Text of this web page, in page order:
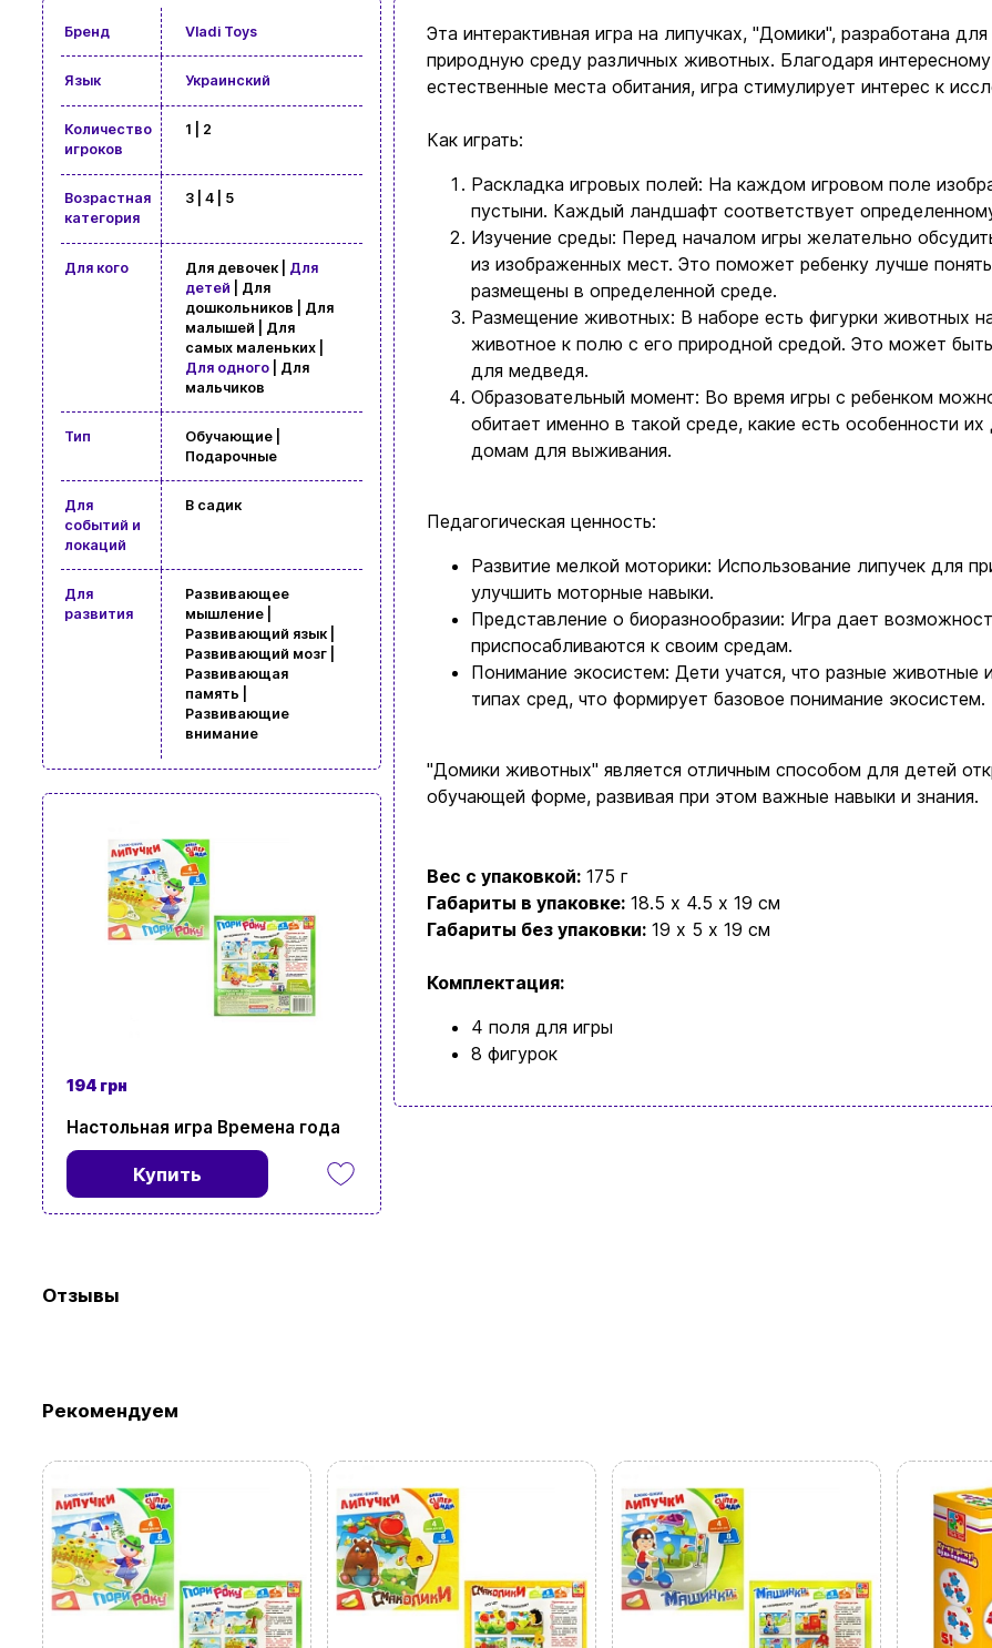
Бренд Vladi Toys
Язык Украинский
Количество
игроков
1 | 2
Возрастная
категория
3 | 4 | 5
Для кого Для девочек | Для
детей | Для
дошкольников | Для
малышей | Для
самых маленьких |
Для одного| Для
мальчиков
Тип
Обучающие |
Подарочные
Для
событий и
локаций
В садик
Для
развития
Развивающее
мышление |
Развивающий язык |
Развивающий мозг |
Развивающая
память |
Развивающие
внимание
194 грн
Настольная игра Времена года
Купить
Эта интерактивная игра на липучках, "Домики", разработана
природную среду различных животных. Благодаря
естественные места обитания, игра стимулирует интерес к
Как играть:
Раскладка игровых полей: На каждом игровом поле
пустыни. Каждый ландшафт соответствует
Изучение среды: Перед началом игры желательно
из изображенных мест. Это поможет ребенку лучше
размещены в определенной среде.
Размещение животных: В наборе есть фигурки животных
животное к полю с его природной средой. Это может
для медведя.
Образовательный момент: Во время игры с ребенком
обитает именно в такой среде, какие есть особенности
домам для выживания.
Педагогическая ценность:
Развитие мелкой моторики: Использование липучек для
улучшить моторные навыки.
Представление о биоразнообразии: Игра дает
приспосабливаются к своим средам.
Понимание экосистем: Дети учатся, что разные
типах сред, что формирует базовое понимание экосистем.
"Домики животных" является отличным способом для детей
обучающей форме, развивая при этом важные навыки и знания.
Вес с упаковкой: 175 г
Габариты в упаковке: 18.5 x 4.5 x 19 см
Габариты без упаковки: 19 x 5 x 19 см
Комплектация:
4 поля для игры
8 фигурок
Отзывы
Рекомендуем
Ввойти Регистрация
Бренды
Новости и статьи
Политика конфиденциальности
Ваша корзина сейчас пуста
Просмотрите ассортимент нашего магазина и вы
найдете что-нибудь интересное